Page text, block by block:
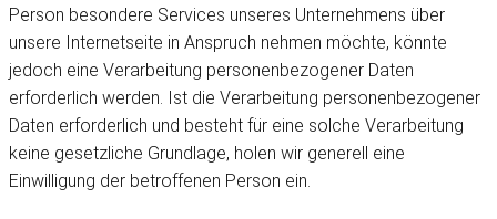
Person besondere Services unseres Unternehmens über
unsere Internetseite in Anspruch nehmen möchte, könnte
jedoch eine Verarbeitung personenbezogener Daten
erforderlich werden. Ist die Verarbeitung personenbezogener
Daten erforderlich und besteht für eine solche Verarbeitung
keine gesetzliche Grundlage, holen wir generell eine
Einwilligung der betroffenen Person ein.